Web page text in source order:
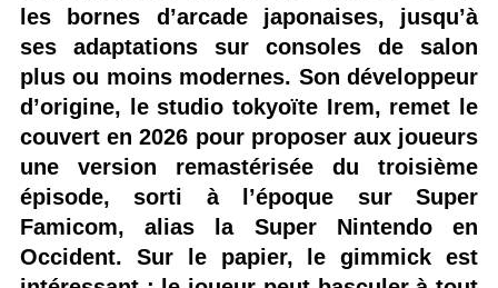
les bornes d’arcade japonaises, jusqu’à
ses adaptations sur consoles de salon
plus ou moins modernes. Son développeur
d’origine, le studio tokyoïte Irem, remet le
couvert en 2026 pour proposer aux joueurs
une version remastérisée du troisième
épisode, sorti à l’époque sur Super
Famicom, alias la Super Nintendo en
Occident. Sur le papier, le gimmick est